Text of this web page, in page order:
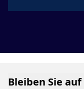
Bleiben Sie